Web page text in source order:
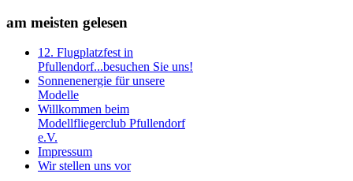
am meisten gelesen
12. Flugplatzfest in
Pfullendorf...besuchen Sie uns!
Sonnenenergie für unsere
Modelle
Willkommen beim
Modellfliegerclub Pfullendorf
e.V.
Impressum
Wir stellen uns vor